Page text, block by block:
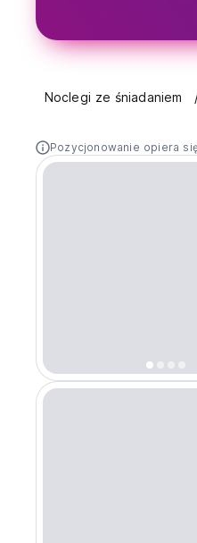
Noclegi ze śniadaniem
Pozycjonowanie opiera